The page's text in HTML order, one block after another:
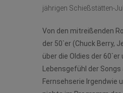
jährigen Schießstätten-
Von den mitreißenden
der 50`er (Chuck Berry,
über die Oldies der 60`er
Lebensgefühl der Songs
Fernsehserie Irgendwie